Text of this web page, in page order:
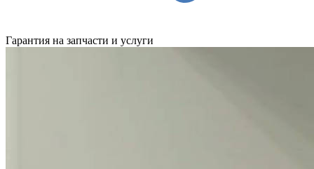
Гарантия на запчасти и услуги